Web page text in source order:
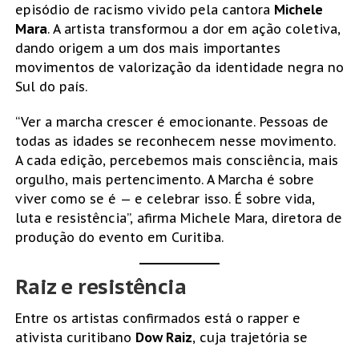
episódio de racismo vivido pela cantora Michele
Mara. A artista transformou a dor em ação coletiva,
dando origem a um dos mais importantes
movimentos de valorização da identidade negra no
Sul do país.
“Ver a marcha crescer é emocionante. Pessoas de
todas as idades se reconhecem nesse movimento.
A cada edição, percebemos mais consciência, mais
orgulho, mais pertencimento. A Marcha é sobre
viver como se é — e celebrar isso. É sobre vida,
luta e resistência”, afirma Michele Mara, diretora de
produção do evento em Curitiba.
Raiz e resistência
Entre os artistas confirmados está o rapper e
ativista curitibano Dow Raiz, cuja trajetória se